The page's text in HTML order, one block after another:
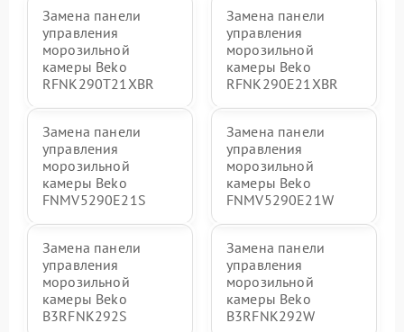
Замена панели
управления
морозильной
камеры Beko
RFNK290T21XBR
Замена панели
управления
морозильной
камеры Beko
RFNK290E21XBR
Замена панели
управления
морозильной
камеры Beko
FNMV5290E21S
Замена панели
управления
морозильной
камеры Beko
FNMV5290E21W
Замена панели
управления
морозильной
камеры Beko
B3RFNK292S
Замена панели
управления
морозильной
камеры Beko
B3RFNK292W